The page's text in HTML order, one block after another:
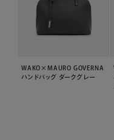
WAKO×MAURO GOVERNA
ハンドバッグ ダークグレー